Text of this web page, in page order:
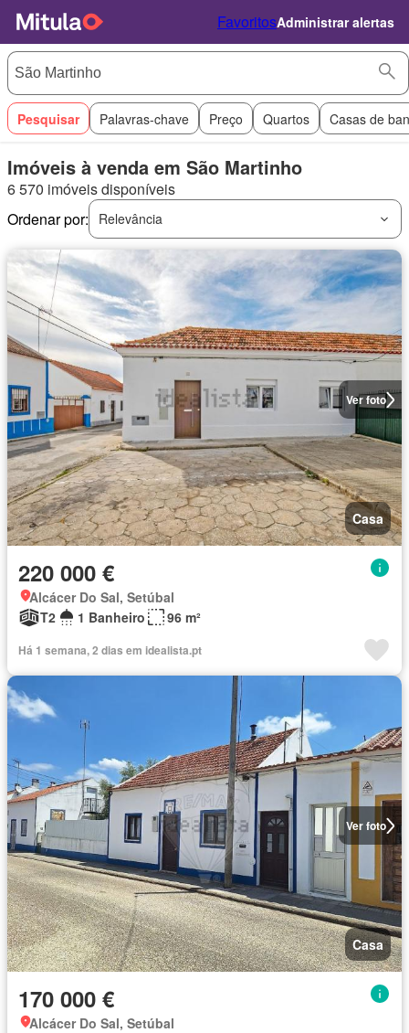
FavoritosAdministrar alertas
Pesquisar Palavras-chave Preço Quartos Casas de
Imóveis à venda em São Martinho
6 570 imóveis disponíveis
Ordenar por:
Relevância
Ver foto
Casa
220 000 €
Alcácer Do Sal, Setúbal
T2
1 Banheiro 96 m²
Há 1 semana, 2 dias em idealista.pt
Ver foto
Casa
170 000 €
Alcácer Do Sal, Setúbal